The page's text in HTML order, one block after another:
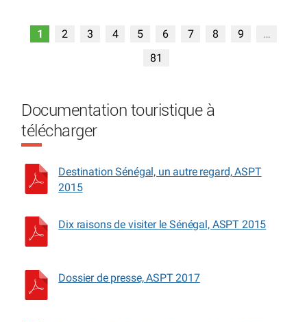
1 2 3 4 5 6 7 8 9
…
81
Documentation touristique à
télécharger
Destination Sénégal, un autre regard, ASPT
2015
Dix raisons de visiter le Sénégal, ASPT 2015
Dossier de presse, ASPT 2017